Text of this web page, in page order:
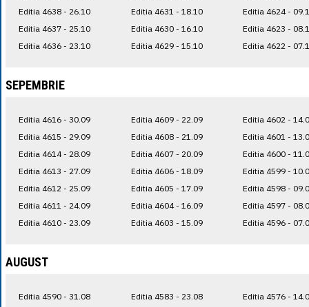
Editia 4638 - 26.10
Editia 4637 - 25.10
Editia 4636 - 23.10
Editia 4631 - 18.10
Editia 4630 - 16.10
Editia 4629 - 15.10
Editia 4624 -
Editia 4623 -
Editia 4622 -
SEPEMBRIE
Editia 4616 - 30.09
Editia 4615 - 29.09
Editia 4614 - 28.09
Editia 4613 - 27.09
Editia 4612 - 25.09
Editia 4611 - 24.09
Editia 4610 - 23.09
Editia 4609 - 22.09
Editia 4608 - 21.09
Editia 4607 - 20.09
Editia 4606 - 18.09
Editia 4605 - 17.09
Editia 4604 - 16.09
Editia 4603 - 15.09
Editia 4602 -
Editia 4601 -
Editia 4600 -
Editia 4599 -
Editia 4598 -
Editia 4597 -
Editia 4596 -
AUGUST
Editia 4590 - 31.08
Editia 4583 - 23.08
Editia 4576 -